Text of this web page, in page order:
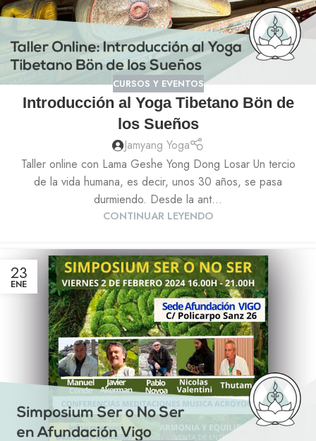
CURSOS Y EVENTOS
Introducción al Yoga Tibetano Bön de
los Sueños
Jamyang Yoga
Taller online con Lama Geshe Yong Dong Losar Un tercio
de la vida humana, es decir, unos 30 años, se pasa
durmiendo. Desde la ant...
CONTINUAR LEYENDO
23
ENE